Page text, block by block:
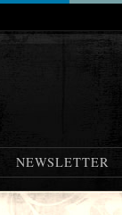
NEWSLETTER